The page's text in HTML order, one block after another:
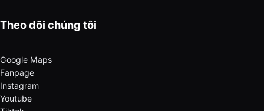
Theo dõi chúng tôi
Google Maps
Fanpage
Instagram
Youtube